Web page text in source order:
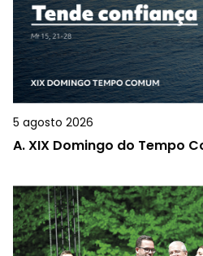
5 agosto 2026
A.XIX Domingo do Tempo